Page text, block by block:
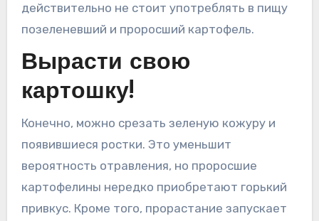
действительно не стоит употреблять в пищу
позеленевший и проросший картофель.
Вырасти свою
картошку!
Конечно, можно срезать зеленую кожуру и
появившиеся ростки. Это уменьшит
вероятность отравления, но проросшие
картофелины нередко приобретают горький
привкус. Кроме того, прорастание запускает